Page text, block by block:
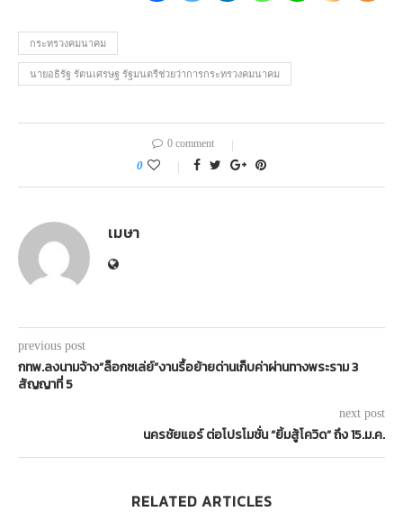
กระทรวงคมนาคม
นายอธิรัฐ รัตนเศรษฐ รัฐมนตรีช่วยว่าการกระทรวงคมนาคม
0 comment
0
เมษา
previous post
กทพ.ลงนามจ้าง”ล็อกซเล่ย์”งานรื้อย้ายด่านเก็บค่าผ่านทางพระราม 3
สัญญาที่ 5
next post
นครชัยแอร์ ต่อโปรโมชั่น “ยิ้มสู้โควิด” ถึง 15.ม.ค.
RELATED ARTICLES